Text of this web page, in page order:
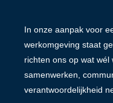
In onze aanpak voor
werkomgeving staat
richten ons op wat wél
samenwerken,
verantwoordelijkheid